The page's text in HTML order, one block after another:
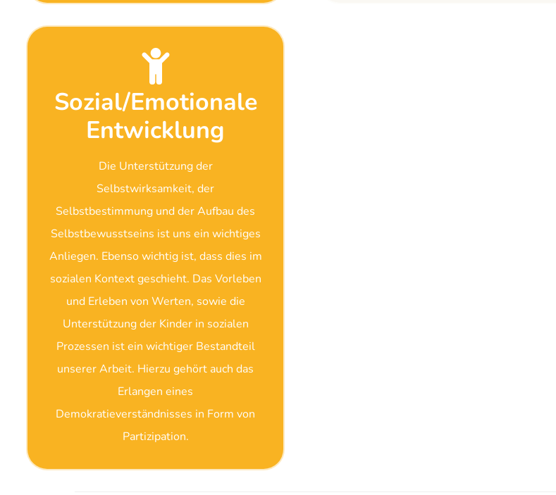
Sozial/Emotionale
Entwicklung
Die Unterstützung der
Selbstwirksamkeit, der
Selbstbestimmung und der Aufbau des
Selbstbewusstseins ist uns ein wichtiges
Anliegen. Ebenso wichtig ist, dass dies im
sozialen Kontext geschieht. Das Vorleben
und Erleben von Werten, sowie die
Unterstützung der Kinder in sozialen
Prozessen ist ein wichtiger Bestandteil
unserer Arbeit. Hierzu gehört auch das
Erlangen eines
Demokratieverständnisses in Form von
Partizipation.